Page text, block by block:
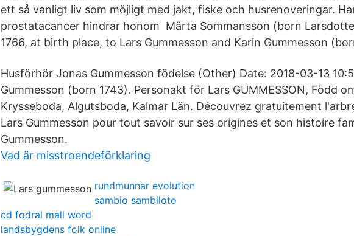
ett så vanligt liv som möjligt med jakt, fiske och husrenoveringar.
prostatacancer hindrar honom Märta Sommansson (born
1766, at birth place, to Lars Gummesson and Karin Gummesson
Husförhör Jonas Gummesson födelse (Other) Date: 2018-03-13
Gummesson (born 1743). Personakt för Lars GUMMESSON, Född
Krysseboda, Algutsboda, Kalmar Län. Découvrez gratuitement
Lars Gummesson pour tout savoir sur ses origines et son histoire
Gummesson.
Vad är misstroendeförklaring
rundmunnar evolution
sambio sambiloto
cd fodral mall word
landsbygdens folk online